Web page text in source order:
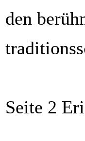
den
Seite 2